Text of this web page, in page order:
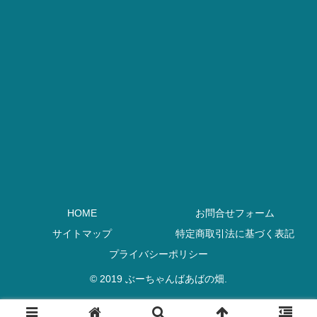
HOME
お問合せフォーム
サイトマップ
特定商取引法に基づく表記
プライバシーポリシー
© 2019 ぶーちゃんばあばの畑.